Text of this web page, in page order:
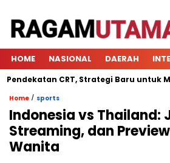
HOME NASIONAL DAERAH
CRT, Strategi Baru untuk
Home / sports
Indonesia vs Thailand:
Streaming, dan Preview
Wanita